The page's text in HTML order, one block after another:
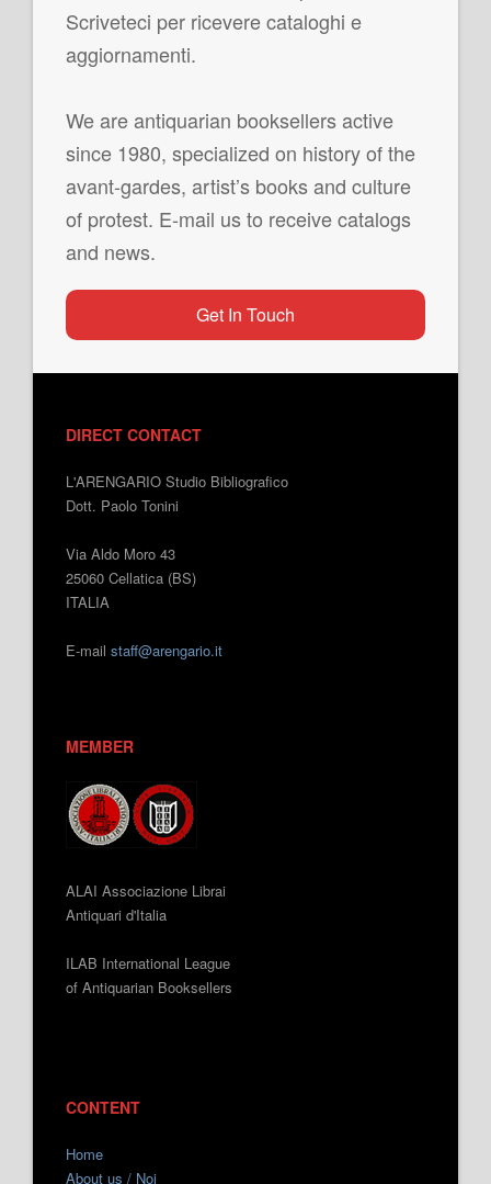
Scriveteci per ricevere cataloghi e
aggiornamenti.
We are antiquarian booksellers active
since 1980, specialized on history of the
avant-gardes, artist’s books and culture
of protest. E-mail us to receive catalogs
and news.
Get In Touch
DIRECT CONTACT
L'ARENGARIO Studio Bibliografico
Dott. Paolo Tonini
Via Aldo Moro 43
25060 Cellatica (BS)
ITALIA
E-mail staff@arengario.it
MEMBER
ALAI Associazione Librai
Antiquari d'Italia
ILAB International League
of Antiquarian Booksellers
CONTENT
Home
About us / Noi